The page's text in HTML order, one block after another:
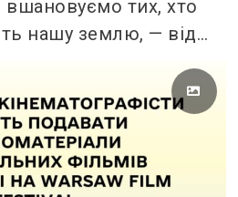
тих, хто
нашу землю, — від…